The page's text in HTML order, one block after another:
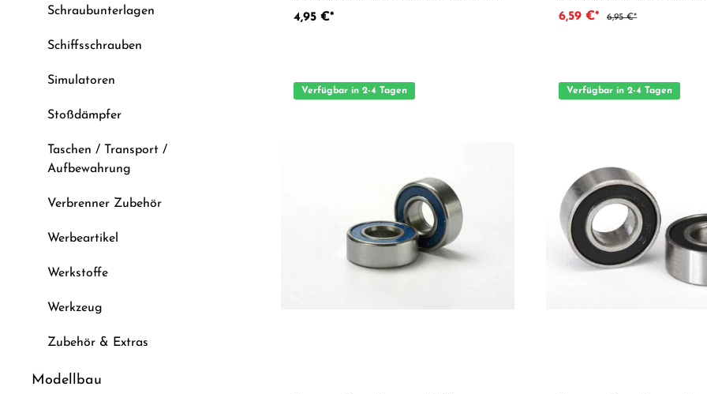
Schraubunterlagen
Schiffsschrauben
Simulatoren
Stoßdämpfer
Taschen / Transport /
Aufbewahrung
Verbrenner Zubehör
Werbeartikel
Werkstoffe
Werkzeug
Zubehör & Extras
Modellbau
perfekten Passgenauigkeit ist es optimal als Ersatzteil
Erwachsenen.
4,95 €*
perfekten Passgenauigkeit ist es optimal
Erwachsenen.
6,59 €* 6,95 €*
Verfügbar in 2-4 Tagen Verfügbar in 2-4 Tagen